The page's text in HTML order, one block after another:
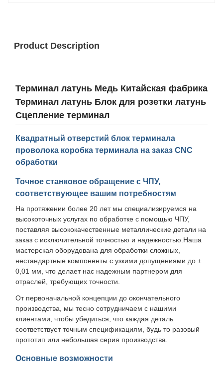
Product Description
Терминал латунь Медь Китайская фабрика
Терминал латунь Блок для розетки латунь
Сцепление терминал
Квадратный отверстий блок терминала
проволока коробка терминала на заказ CNC
обработки
Точное станковое обращение с ЧПУ,
соответствующее вашим потребностям
На протяжении более 20 лет мы специализируемся на
высокоточных услугах по обработке с помощью ЧПУ,
поставляя высококачественные металлические детали на
заказ с исключительной точностью и надежностью.Наша
мастерская оборудована для обработки сложных,
нестандартные компоненты с узкими допущениями до ±
0,01 мм, что делает нас надежным партнером для
отраслей, требующих точности.
От первоначальной концепции до окончательного
производства, мы тесно сотрудничаем с нашими
клиентами, чтобы убедиться, что каждая деталь
соответствует точным спецификациям, будь то разовый
прототип или небольшая серия производства.
Основные возможности